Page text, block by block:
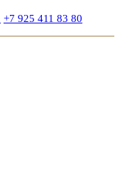
+7 925 411 83 80